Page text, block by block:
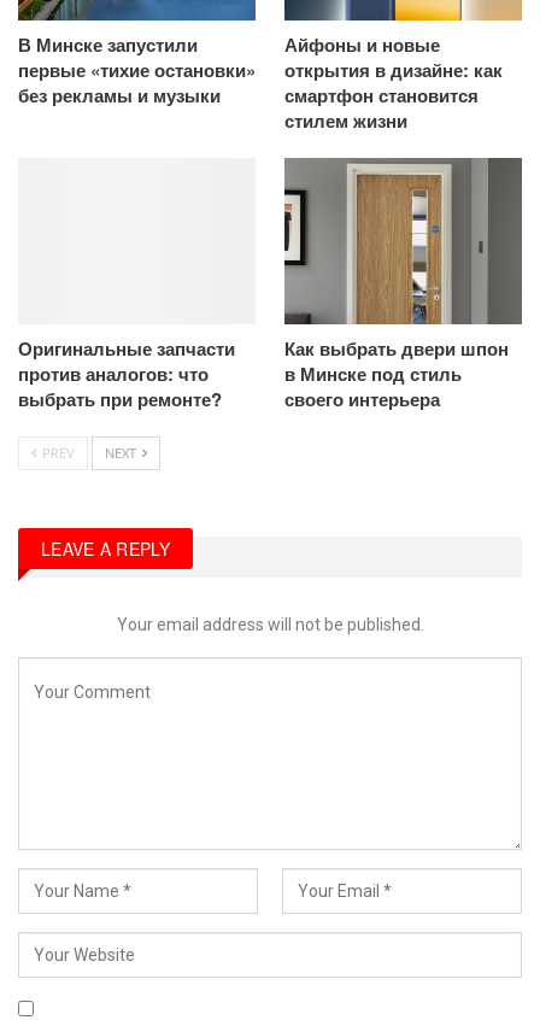
В Минске запустили
первые «тихие остановки»
без рекламы и музыки
Айфоны и новые
открытия в дизайне: как
смартфон становится
стилем жизни
Оригинальные запчасти
против аналогов: что
выбрать при ремонте?
Как выбрать двери шпон
в Минске под стиль
своего интерьера
PREV NEXT
LEAVE A REPLY
Your email address will not be published.